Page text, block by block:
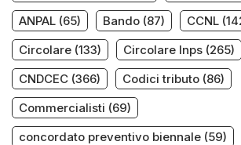
ANPAL (65) Bando (87) CCNL
Circolare (133) Circolare Inps (265)
CNDCEC (366) Codici tributo (86)
Commercialisti (69)
concordato preventivo biennale (59)